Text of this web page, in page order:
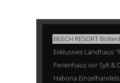
BEECH RESORT
Exklusives Landhaus
Ferienhaus vor Sylt &
Habona